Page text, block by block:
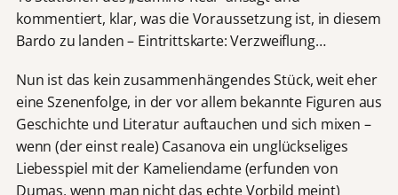
kommentiert, klar, was die Voraussetzung ist, in diesem
Bardo zu landen – Eintrittskarte: Verzweiflung…
Nun ist das kein zusammenhängendes Stück, weit eher
eine Szenenfolge, in der vor allem bekannte Figuren aus
Geschichte und Literatur auftauchen und sich mixen –
wenn (der einst reale) Casanova ein unglückseliges
Liebesspiel mit der Kameliendame (erfunden von
Dumas, wenn man nicht das echte Vorbild meint)